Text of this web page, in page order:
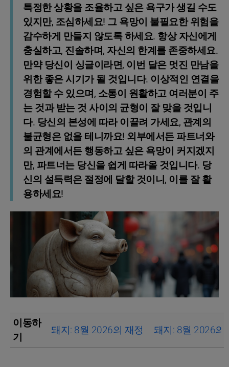
특정한 상황을 조율하고 싶은 욕구가 생길 수도
있지만, 조심하세요! 그 욕망이 불필요한 위험을
감수하게 만들지 않도록 하세요. 항상 자신에게
충실하고, 진솔하며, 자신의 한계를 존중하세요.
만약 당신이 싱글이라면, 이번 달은 멋진 만남을
위한 좋은 시기가 될 것입니다. 이상적인 연결을
경험할 수 있으며, 소통이 원활하고 여러분이 주
는 것과 받는 것 사이의 균형이 잘 맞을 것입니
다. 당신의 본성에 따라 이끌려 가세요, 관계의
불균형은 없을 테니까요! 외부에서든 파트너와
의 관계에서든 행동하고 싶은 욕망이 커지겠지
만, 파트너는 당신을 쉽게 따라올 것입니다. 당
신의 설득력은 절정에 달할 것이니, 이를 잘 활
용하세요!
이동하
기
돼지: 8월 2026의 재정 돼지: 8월 2026의